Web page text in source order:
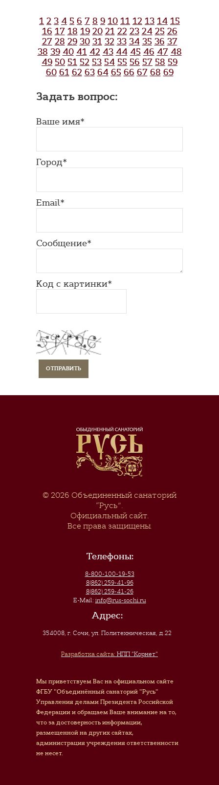
1 2 3 4 5 6 7 8 9 10 11 12 13 14 15
16 17 18 19 20 21 22 23 24 25 26
27 28 29 30 31 32 33 34 35 36 37
38 39 40 41 42 43 44 45 46 47 48
49 50 51 52 53 54 55 56 57 58 59
60 61 62 63 64 65 66 67 68 69
Задать вопрос:
Ваше имя*
Город*
Email*
Сообщение*
Код с картинки*
© 2026 Объединенный санаторий
“Русь”.
Официальный сайт.
Все права защищены.
Телефоны:
8-800-100-19-53
8(862) 259-41-96
8(862) 259-41-26
E-Mail: info@rus-sochi.ru
Адрес:
354008, г. Сочи,ул. Политехническая, д.22
Разработка сайта: НПП "Корнет"
Мы приветствуем Вас на официальном сайте
ФГБУ "Объединённый санаторий "Русь"
Управления делами Президента Российской
Федерации и обращаем Ваше внимание на то,
что за достоверность информации,
размещенной на других сайтах,
администрация учреждения ответственности
не несет.